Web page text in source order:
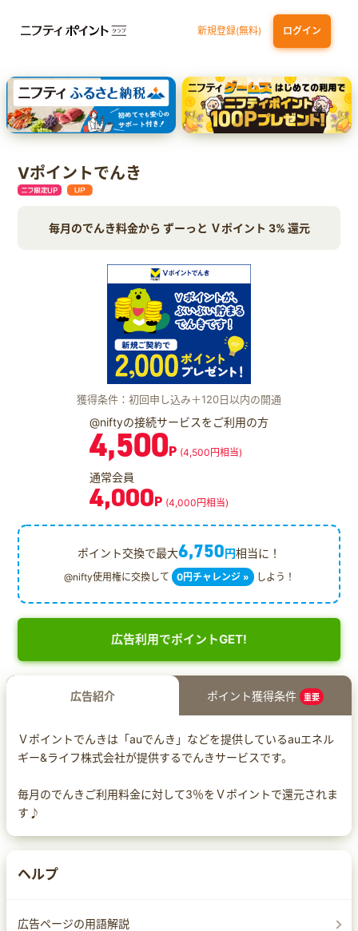
新規登録(無料) ログイン
dカード 九州カードNEXT JCB ORIGINAL SERIES：JCBカード S
三井住友カード ゴールド（NL）（家族カード発行）
【実質初月無料】DMM | Disney+(ディズニープラス) セットプラン
Vポイントでんき
毎月のでんき料金から ずーっと Ｖポイント 3% 還元
獲得条件：初回申し込み＋120日以内の開通
@niftyの接続サービスをご利用の方
4,500P (4,500円相当)
通常会員
4,000P (4,000円相当)
ポイント交換で最大6,750円相当に！
@nifty使用権に交換して 0円チャレンジ » しよう！
広告利用でポイントGET!
広告紹介 ポイント獲得条件 重要
Ｖポイントでんきは「auでんき」などを提供しているauエネル
ギー&ライフ株式会社が提供するでんきサービスです。
毎月のでんきご利用料金に対して3％をＶポイントで還元されま
す♪
ヘルプ
広告ページの用語解説